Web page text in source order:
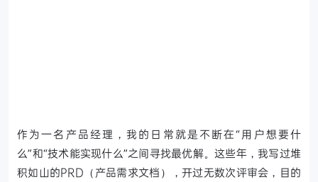
作为一名产品经理，我的日常就是不断在“用户想要什
么”和“技术能实现什么”之间寻找最优解。这些年，我写过堆
积如山的PRD（产品需求文档），开过无数次评审会，目的